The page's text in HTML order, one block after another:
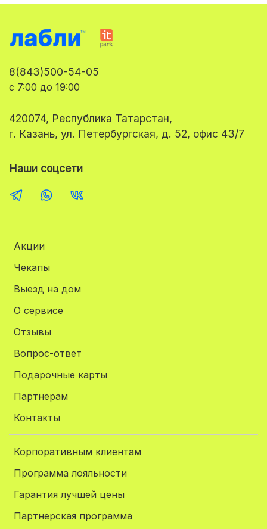
Акции
Чекапы
Выезд на дом
О сервисе
Отзывы
Вопрос-ответ
Подарочные карты
Партнерам
Контакты
Корпоративным клиентам
Программа лояльности
Гарантия лучшей цены
Партнерская программа
8(843)500-54-05
с 7:00 до 19:00
420074, Республика Татарстан,
г. Казань, ул. Петербургская, д. 52, офис 43/7
Наши соцсети